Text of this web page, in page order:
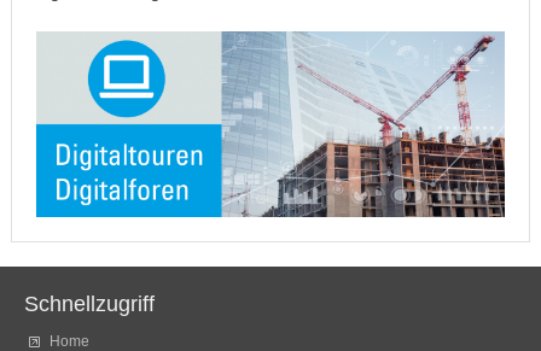
Schnellzugriff
Home